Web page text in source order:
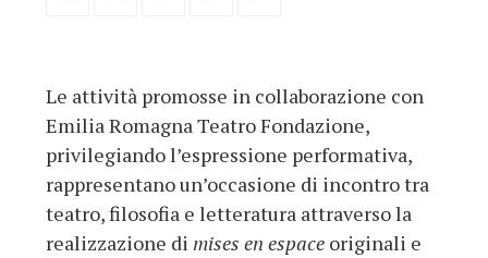
Le attività promosse in collaborazione con
Emilia Romagna Teatro Fondazione,
privilegiando l’espressione performativa,
rappresentano un’occasione di incontro tra
teatro, filosofia e letteratura attraverso la
realizzazione di mises en espace originali e